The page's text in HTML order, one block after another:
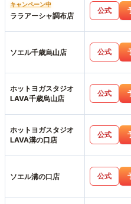
キャンペーン中
ララアーシャ調布店
公式
ソエル千歳烏山店 公式
ホットヨガスタジオ
LAVA千歳烏山店
公式
ホットヨガスタジオ
LAVA溝の口店
公式
ソエル溝の口店 公式